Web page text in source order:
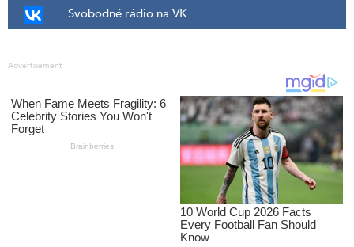
Svobodné rádio na VK
Advertisement